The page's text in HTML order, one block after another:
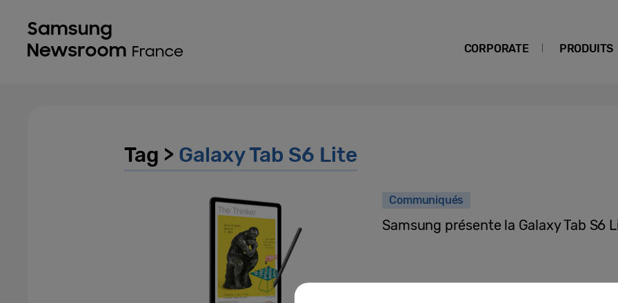
CORPORATE PRODUITS
Tag > Galaxy Tab S6 Lite
Communiqués
Samsung présente la Galaxy Tab S6